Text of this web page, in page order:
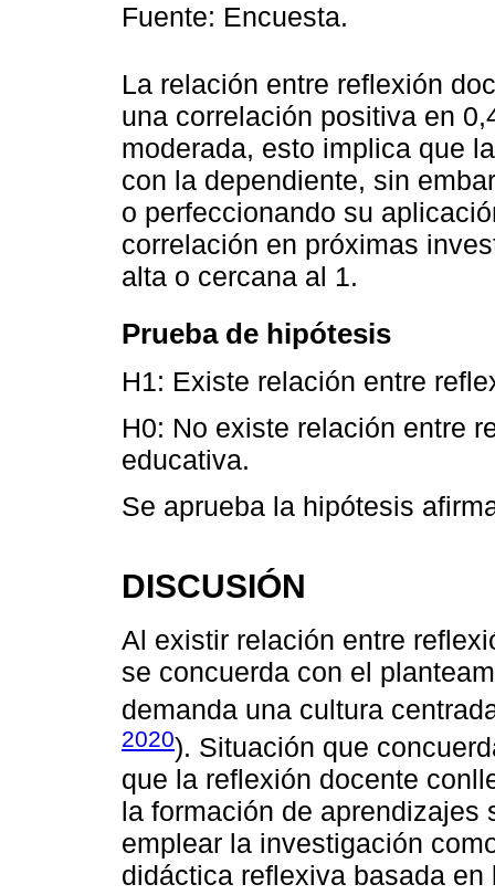
Fuente: Encuesta.
La relación entre reflexión
una correlación positiva en
moderada, esto implica que
con la dependiente, sin
o perfeccionando su
correlación en próximas
alta o cercana al 1.
Prueba de hipótesis
H1: Existe relación entre
H0: No existe relación entre
educativa.
Se aprueba la hipótesis
DISCUSIÓN
Al existir relación entre
se concuerda con el
demanda una cultura
2020). Situación que
que la reflexión docente
la formación de
emplear la investigación
didáctica reflexiva basada